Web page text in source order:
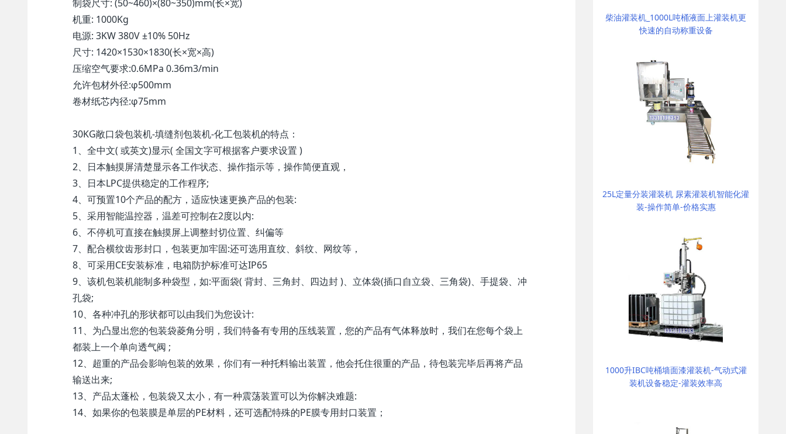
制袋尺寸: (50~460)×(80~350)mm(长×宽)
机重: 1000Kg
电源: 3KW 380V ±10% 50Hz
尺寸: 1420×1530×1830(长×宽×高)
压缩空气要求:0.6MPa 0.36m3/min
允许包材外径:φ500mm
卷材纸芯内径:φ75mm
30KG敞口袋包装机-填缝剂包装机-化工包装机的特点：
1、全中文( 或英文)显示( 全国文字可根据客户要求设置 )
2、日本触摸屏清楚显示各工作状态、操作指示等，操作简便直观，
3、日本LPC提供稳定的工作程序;
4、可预置10个产品的配方，适应快速更换产品的包装:
5、采用智能温控器，温差可控制在2度以内:
6、不停机可直接在触摸屏上调整封切位置、纠偏等
7、配合横纹齿形封口，包装更加牢固:还可选用直纹、斜纹、网纹等，
8、可采用CE安装标准，电箱防护标准可达IP65
9、该机包装机能制多种袋型，如:平面袋( 背封、三角封、四边封 )、立体袋(插口自立袋、三角袋)、手提袋、冲
孔袋;
10、各种冲孔的形状都可以由我们为您设计:
11、为凸显出您的包装袋菱角分明，我们特备有专用的压线装置，您的产品有气体释放时，我们在您每个袋上
都装上一个单向透气阀 ;
12、超重的产品会影响包装的效果，你们有一种托料输出装置，他会托住很重的产品，待包装完毕后再将产品
输送出来;
13、产品太蓬松，包装袋又太小，有一种震荡装置可以为你解决难题:
14、如果你的包装膜是单层的PE材料，还可选配特殊的PE膜专用封口装置；
柴油灌装机_1000L吨桶液面上灌装机更
快速的自动称重设备
25L定量分装灌装机 尿素灌装机智能化灌
装-操作简单-价格实惠
1000升IBC吨桶墙面漆灌装机-气动式灌
装机设备稳定-灌装效率高